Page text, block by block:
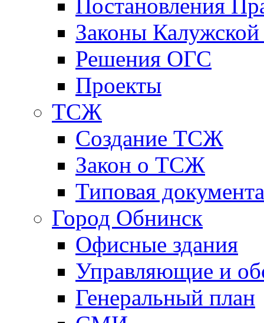
Постановления
Законы Калужской
Решения ОГС
Проекты
ТСЖ
Создание ТСЖ
Закон о ТСЖ
Типовая
Город Обнинск
Офисные здания
Управляющие и
Генеральный план